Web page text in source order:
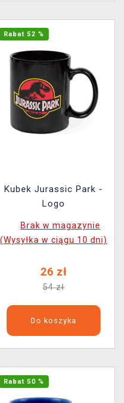
Rabat 52 %
Kubek Jurassic Park -
Logo
Brak w magazynie
(Wysyłka w ciągu 10 dni)
26 zł
54 zł
Do koszyka
Rabat 50 %